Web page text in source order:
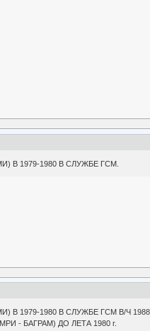
1979-1980 В СЛУЖБЕ ГСМ.
1979-1980 В СЛУЖБЕ ГСМ В/Ч
- БАГРАМ) ДО ЛЕТА 1980 г.